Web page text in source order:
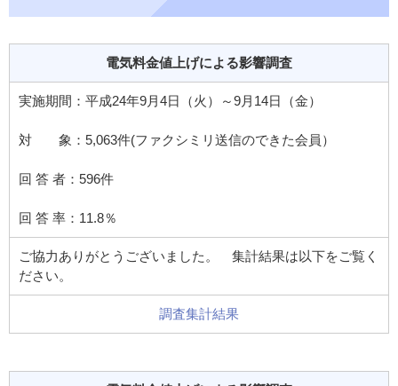
電気料金値上げによる影響調査
実施期間：平成24年9月4日（火）～9月14日（金）
対 象：5,063件(ファクシミリ送信のできた会員）
回 答 者：596件
回 答 率：11.8％
ご協力ありがとうございました。 集計結果は以下をご覧く
ださい。
調査集計結果